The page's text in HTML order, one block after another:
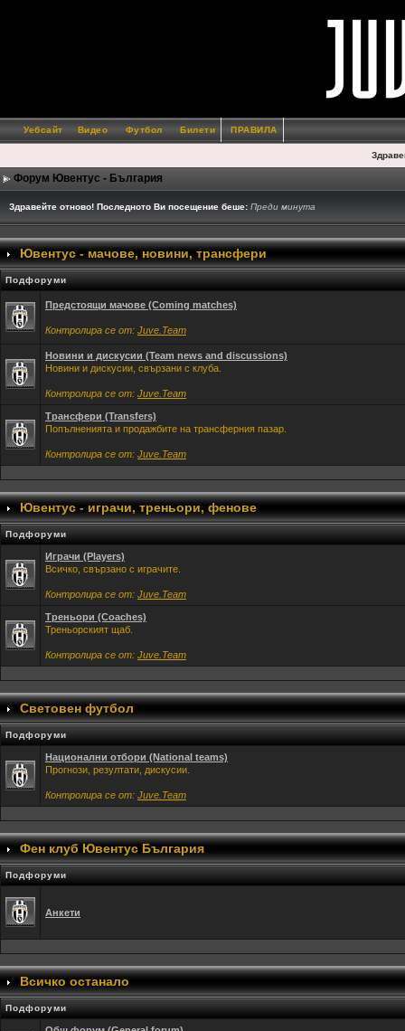
Уебсайт Видео Футбол Билети ПРАВИЛА
Форум Ювентус - България
Здравейте отново! Последното Ви посещение беше: Преди минута
Ювентус - мачове, новини, трансфери
Подфоруми
Предстоящи мачове (Coming matches)
Контролира се от: Juve.Team
Новини и дискусии (Team news and discussions)
Новини и дискусии, свързани с клуба.
Контролира се от: Juve.Team
Трансфери (Transfers)
Попълненията и продажбите на трансферния пазар.
Контролира се от: Juve.Team
Ювентус - играчи, треньори, фенове
Подфоруми
Играчи (Players)
Всичко, свързано с играчите.
Контролира се от: Juve.Team
Треньори (Coaches)
Треньорският щаб.
Контролира се от: Juve.Team
Световен футбол
Подфоруми
Национални отбори (National teams)
Прогнози, резултати, дискусии.
Контролира се от: Juve.Team
Фен клуб Ювентус България
Подфоруми
Анкети
Всичко останало
Подфоруми